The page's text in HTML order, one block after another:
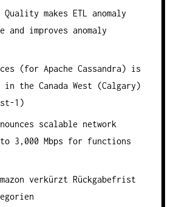
Quality makes ETL anomaly
improves anomaly
(for Apache Cassandra) is
in the Canada West (Calgary)
1)
scalable network
to 3,000 Mbps for functions
verkürzt Rückgabefrist